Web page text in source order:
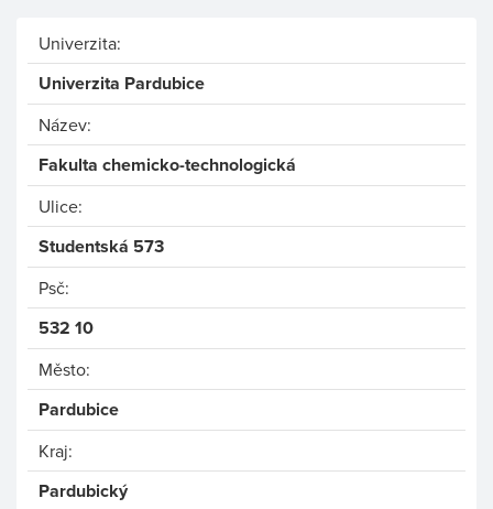
Univerzita:
Univerzita Pardubice
Název:
Fakulta chemicko-technologická
Ulice:
Studentská 573
Psč:
532 10
Město:
Pardubice
Kraj:
Pardubický